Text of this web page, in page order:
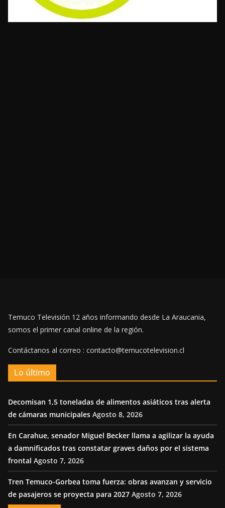
Temuco Televisión 12 años informando desde La Araucania,
somos el primer canal online de la región.
Contáctanos al correo : contacto@temucotelevision.cl
Lo último
Decomisan 1,5 toneladas de alimentos asiáticos tras alerta
de cámaras municipales Agosto 8, 2026
En Carahue, senador Miguel Becker llama a agilizar la ayuda
a damnificados tras constatar graves daños por el sistema
frontal Agosto 7, 2026
Tren Temuco-Gorbea toma fuerza: obras avanzan y servicio
de pasajeros se proyecta para 2027 Agosto 7, 2026